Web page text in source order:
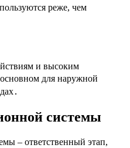
реже, чем
и высоким
для наружной
системы
– ответственный этап,